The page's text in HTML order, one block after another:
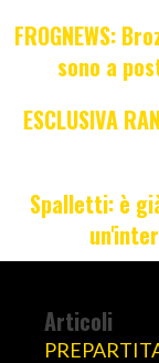
FROGNEWS:
sono a
ESCLUSIVA
Spalletti: è
Articoli